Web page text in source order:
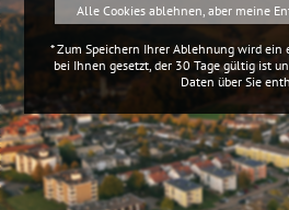
Alle Cookies ablehnen, aber meine
* Zum Speichern Ihrer Ablehnung wird
bei Ihnen gesetzt, der 30 Tage gültig ist
Daten über Sie